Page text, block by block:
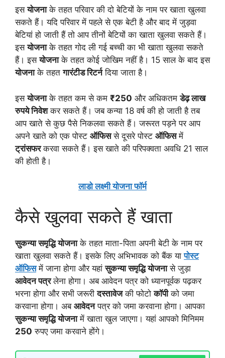
इसयोजनाके तहत परिवार की दो बेटियों के नाम पर खाता खुलवा
सकते हैं। यदि परिवार में पहले से एक बेटी है और बाद में जुड़वा
बेटियां हो जाती हैं तो आप तीनों बेटियों का खाता खुलवा सकते हैं।
इसयोजनाके तहत गोद ली गई बच्ची का भी खाता खुलवा सकते
हैं। इसयोजनाके तहत कोई जोखिम नहीं है। 15 साल के बाद इस
योजनाके तहतगारंटीड रिटर्नदिया जाता है।
इसयोजनाके तहत कम से कम ₹250 और अधिकतमडेढ़ लाख
रुपये निवेशकर सकते हैं। जब कन्या 18 वर्ष की हो जाती है तब
आप खाते से कुछ पैसे निकलवा सकते हैं। जरूरत पड़ने पर आप
अपने खाते को एक पोस्ट ऑफिससे दूसरे पोस्ट ऑफिसमें
ट्रांसफरकरवा सकते हैं। इस खाते की परिपक्वता अवधि 21 साल
की होती है।
लाडो लक्ष्मी योजना फॉर्म
कैसे खुलवा सकते हैं खाता
सुकन्या समृद्धि योजनाके तहत माता-पिता अपनी बेटी के नाम पर
खाता खुलवा सकते हैं। इसके लिए अभिभावक को बैंक यापोस्ट
ऑफिसमें जाना होगा और यहांसुकन्या समृद्धि योजनासे जुड़ा
आवेदन पत्रलेना होगा। अब आवेदन पत्र को ध्यानपूर्वक पढ़कर
भरना होगा और सभी जरूरीदस्तावेजकी फोटोकॉपीको जमा
करवाना होगा। अब आवेदनपत्र को जमा करवाना होगा। आपका
सुकन्या समृद्धि योजनामें खाता खुल जाएगा। यहां आपको मिनिमम
250 रुपए जमा करवाने होंगे।